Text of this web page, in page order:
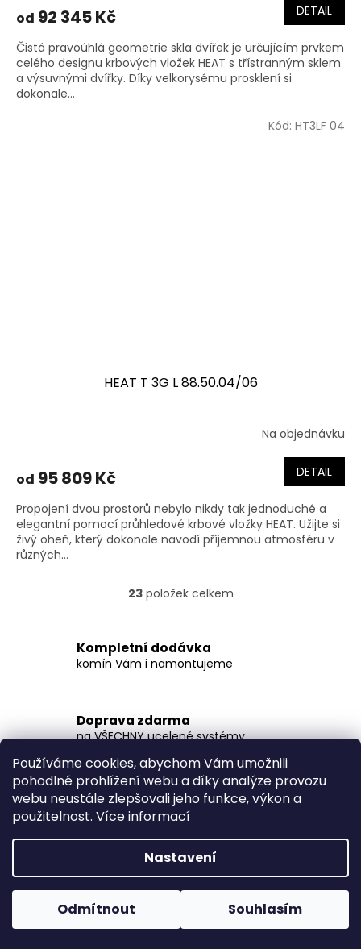
Používáme cookies, abychom Vám umožnili
pohodlné prohlížení webu a díky analýze provozu
webu neustále zlepšovali jeho funkce, výkon a
použitelnost. Více informací
Nastavení
Odmítnout Souhlasím
od 92 345 Kč DETAIL
Čistá pravoúhlá geometrie skla dvířek je určujícím prvkem
celého designu krbových vložek HEAT s třístranným sklem
a výsuvnými dvířky. Díky velkorysému prosklení si
dokonale...
HEAT T 3G L 88.50.04/06
Na objednávku
od 95 809 Kč DETAIL
Propojení dvou prostorů nebylo nikdy tak jednoduché a
elegantní pomocí průhledové krbové vložky HEAT. Užijte si
živý oheň, který dokonale navodí příjemnou atmosféru v
různých...
Kód: HT3LF 04
O
á
d
p
r
k
y
v
ý
i
s
u
23položek celkem
Kompletní dodávka
komín Vám i namontujeme
Doprava zdarma
na VŠECHNY ucelené systémy
Záruka 30 let
i na stavbu svépomocí
Realizované komíny
galerie našich montáží